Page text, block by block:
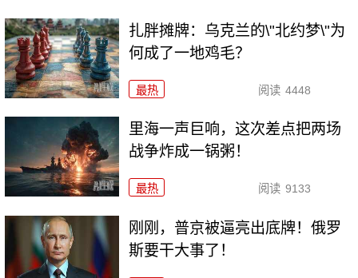
扎胖摊牌：乌克兰的\"北约梦\"为
何成了一地鸡毛？
最热 阅读 4448
里海一声巨响，这次差点把两场
战争炸成一锅粥！
最热 阅读 9133
刚刚，普京被逼亮出底牌！俄罗
斯要干大事了！